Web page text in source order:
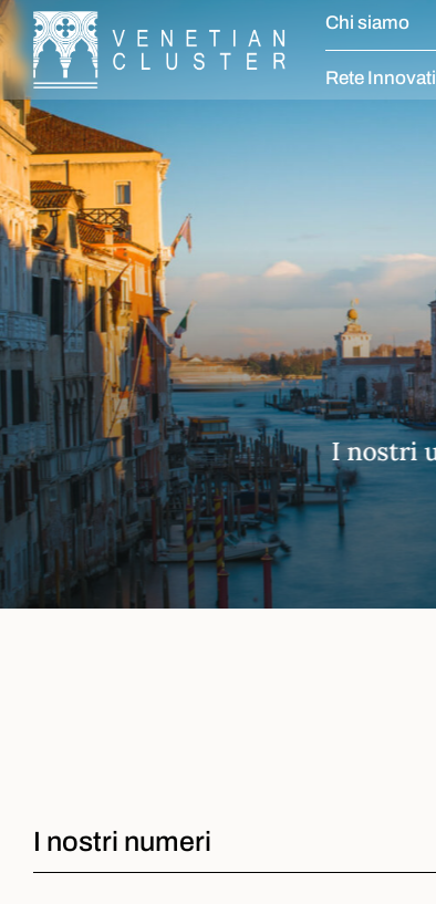
Chi siamo
Rete
estiva
dal 10 al 21 agosto compresi.
I nostri numeri